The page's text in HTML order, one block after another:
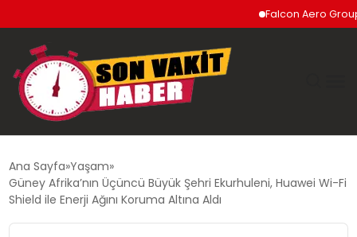
Falcon Aero Group,
SIYASET
Ana Sayfa Yaşam
Güney Afrika’nın Üçüncü Büyük Şehri Ekurhuleni, Huawei Wi-Fi
Shield ile Enerji Ağını Koruma Altına Aldı